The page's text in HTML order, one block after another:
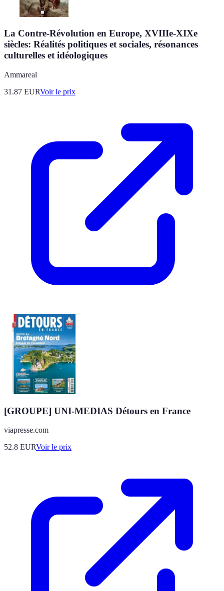
La Contre-Révolution en Europe, XVIIIe-XIXe
siècles: Réalités politiques et sociales, résonances
culturelles et idéologiques
Ammareal
31.87 EURVoir le prix
[GROUPE] UNI-MEDIAS Détours en France
viapresse.com
52.8 EURVoir le prix